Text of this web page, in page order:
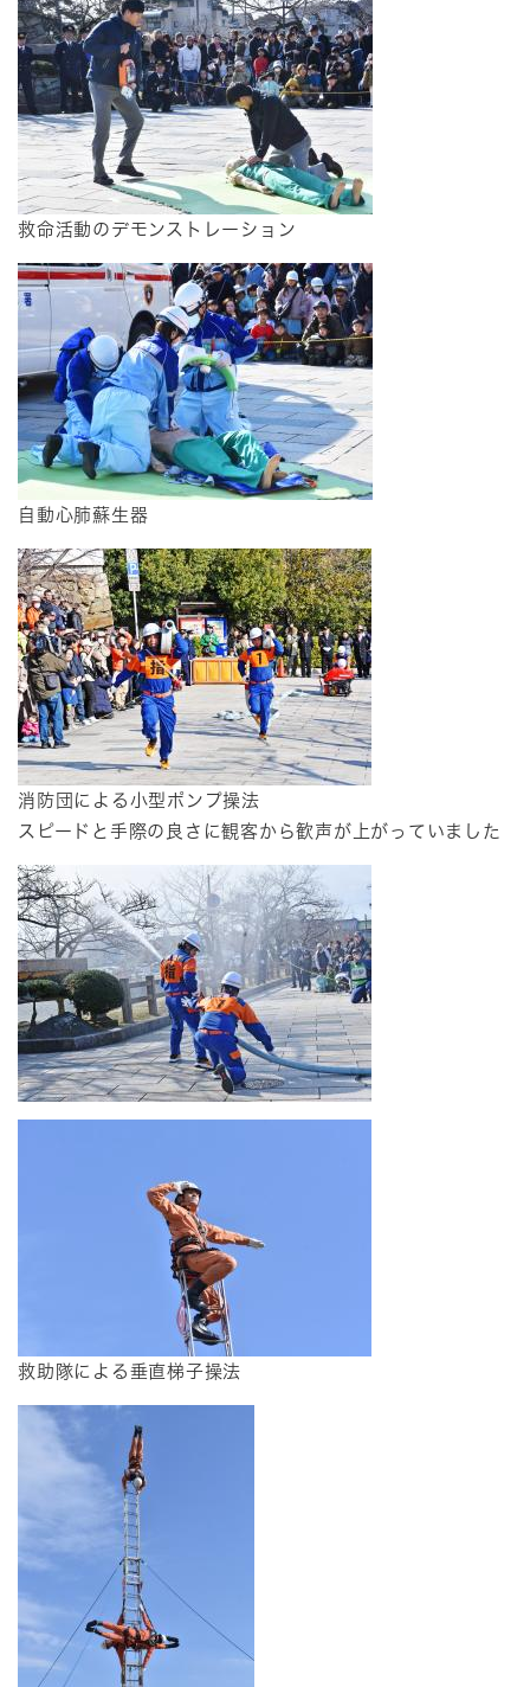
​救命活動のデモンストレーション
自動心肺蘇生器
​消防団による小型ポンプ操法
スピードと手際の良さに観客から歓声が上がっていました
​​​救助隊による垂直梯子操法